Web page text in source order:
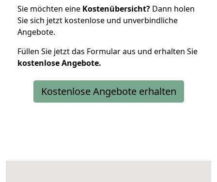
Sie möchten eine Kostenübersicht? Dann holen
Sie sich jetzt kostenlose und unverbindliche
Angebote.
Füllen Sie jetzt das Formular aus und erhalten Sie
kostenloseAngebote.
Kostenlose Angebote erhalten